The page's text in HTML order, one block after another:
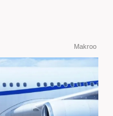
Makroo